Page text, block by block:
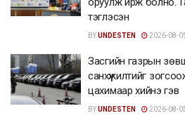
тэглэсэн
BYUNDESTEN 2026-08-
Засгийн газрын
санхүүжилтийг
цахимаар хийнэ гэв
BYUNDESTEN 2026-08-